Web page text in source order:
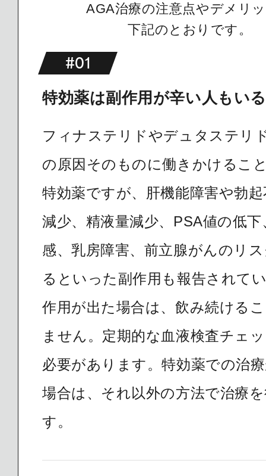
AGA治療の注意点やデメリ
下記のとおりです。
特効薬は副作用が辛い人もいる
#01
フィナステリドやデュタステリ
の原因そのものに働きかけるこ
特効薬ですが、肝機能障害や勃
減少、精液量減少、PSA値の低
感、乳房障害、前立腺がんのリ
るといった副作用も報告されて
作用が出た場合は、飲み続ける
ません。定期的な血液検査チェ
必要があります。特効薬での治
場合は、それ以外の方法で治療
す。